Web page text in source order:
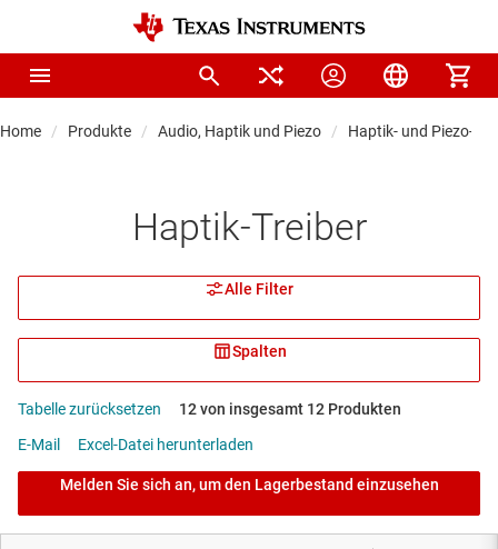
Home Produkte Audio, Haptik und Piezo Haptik- und Piezo-
Haptik-Treiber
Alle Filter
Spalten
Tabelle zurücksetzen
12 von insgesamt 12 Produkten
E-Mail
Excel-Datei herunterladen
Melden Sie sich an, um den Lagerbestand einzusehen